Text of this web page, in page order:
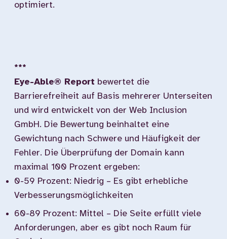
optimiert.
***
Eye-Able® Report bewertet die
Barrierefreiheit auf Basis mehrerer Unterseiten
und wird entwickelt von der Web Inclusion
GmbH. Die Bewertung beinhaltet eine
Gewichtung nach Schwere und Häufigkeit der
Fehler. Die Überprüfung der Domain kann
maximal 100 Prozent ergeben:
0-59 Prozent: Niedrig – Es gibt erhebliche
Verbesserungsmöglichkeiten
60-89 Prozent: Mittel – Die Seite erfüllt viele
Anforderungen, aber es gibt noch Raum für